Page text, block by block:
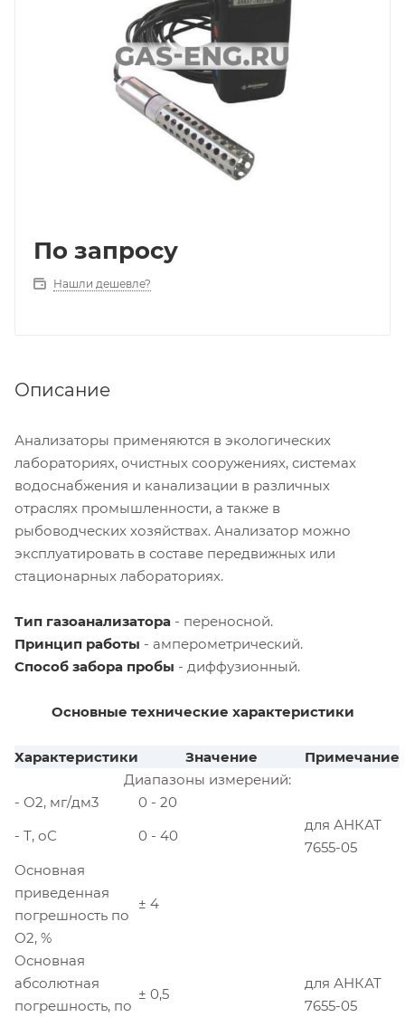
По запросу
Нашли дешевле?
Описание
Анализаторы применяются в экологических
лабораториях, очистных сооружениях, системах
водоснабжения и канализации в различных
отраслях промышленности, а также в
рыбоводческих хозяйствах. Анализатор можно
эксплуатировать в составе передвижных или
стационарных лабораториях.
Тип газоанализатора - переносной.
Принцип работы - амперометрический.
Способ забора пробы - диффузионный.
Основные технические характеристики
Характеристики Значение
Примечание
Диапазоны измерений:
- О2, мг/дм3
0 - 20
- Т, оС
0 - 40
для АНКАТ
7655-05
Основная
приведенная
погрешность по
О2, %
± 4
Основная
абсолютная
погрешность, по
± 0,5
для АНКАТ
7655-05